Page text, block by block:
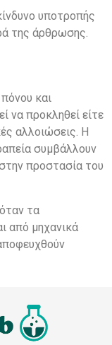
υποτροπής
της άρθρωσης.
και
να προκληθεί είτε
αλλοιώσεις. Η
συμβάλλουν
προστασία του
τα
από μηχανικά